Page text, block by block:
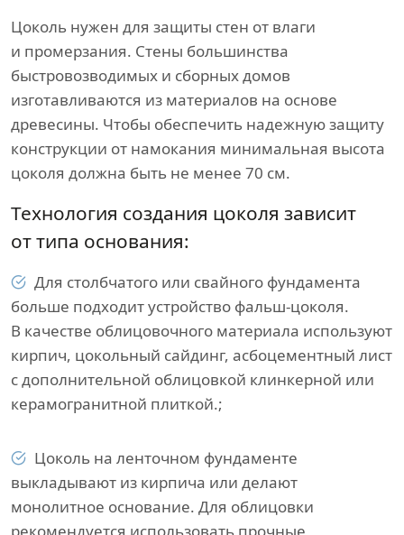
Цоколь нужен для защиты стен от влаги
и промерзания. Стены большинства
быстровозводимых и сборных домов
изготавливаются из материалов на основе
древесины. Чтобы обеспечить надежную защиту
конструкции от намокания минимальная высота
цоколя должна быть не менее 70 см.
Технология создания цоколя зависит
от типа основания:
Для столбчатого или свайного фундамента
больше подходит устройство фальш-цоколя.
В качестве облицовочного материала используют
кирпич, цокольный сайдинг, асбоцементный лист
с дополнительной облицовкой клинкерной или
керамогранитной плиткой.;
Цоколь на ленточном фундаменте
выкладывают из кирпича или делают
монолитное основание. Для облицовки